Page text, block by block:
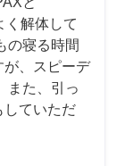
く解体して
の寝る時間
が、スピーデ
また、引っ
していただ